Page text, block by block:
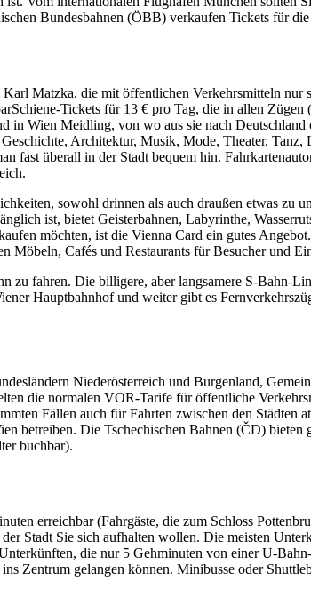
Bundesbahnen (ÖBB) verkaufen Tickets für
Matzka, die mit öffentlichen Verkehrsmitteln
Tickets für 13 € pro Tag, die in allen
in Wien Meidling, von wo aus sie nach
Architektur, Musik, Mode, Theater,
fast überall in der Stadt bequem hin.
sowohl drinnen als auch draußen etwas zu
ist, bietet Geisterbahnen, Labyrinthe,
möchten, ist die Vienna Card ein gutes Angebot.
Cafés und Restaurants für Besucher und
zu fahren. Die billigere, aber langsamere S-Bahn-
Hauptbahnhof und weiter gibt es
Niederösterreich und Burgenland,
die normalen VOR-Tarife für öffentliche
Fällen auch für Fahrten zwischen den Städten
betreiben. Die Tschechischen Bahnen (ČD)
buchbar).
erreichbar (Fahrgäste, die zum Schloss
Stadt Sie sich aufhalten wollen. Die meisten
die nur 5 Gehminuten von einer U-
Zentrum gelangen können. Minibusse oder